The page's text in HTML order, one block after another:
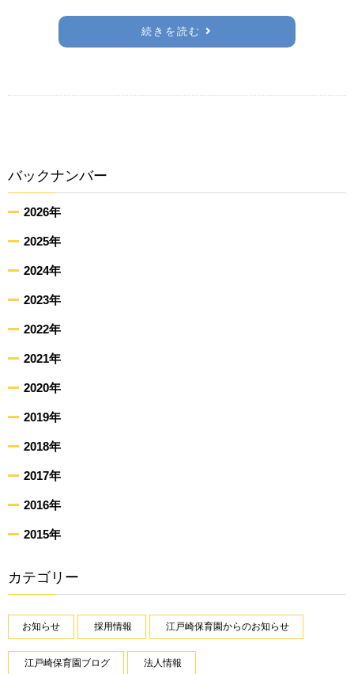
続きを読む
バックナンバー
2026年
2025年
2024年
2023年
2022年
2021年
2020年
2019年
2018年
2017年
2016年
2015年
カテゴリー
お知らせ 採用情報 江戸崎保育園からのお知らせ
江戸崎保育園ブログ 法人情報